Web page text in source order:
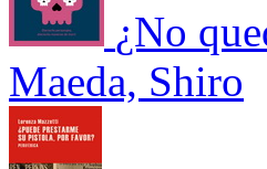
¿No
Maeda, Shiro